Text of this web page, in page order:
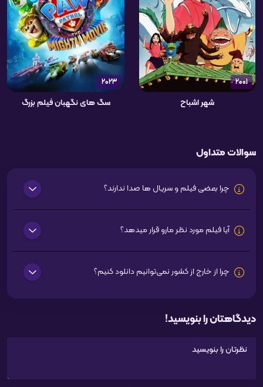
2001
شهر اشباح
2023
سگ های نگهبان فیلم بزرگ
سوالات متداول
چرا بعضی فیلم و سریال ها صدا ندارند؟
آیا فیلم مورد نظر مارو قرار میدهد؟
چرا از خارج از کشور نمی‌توانیم دانلود کنیم؟
دیدگاهتان را بنویسید!